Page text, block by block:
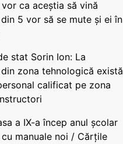
ca aceștia să vină
5 vor să se mute și ei în
stat Sorin Ion: La
zona tehnologică există
calificat pe zona
a IX-a încep anul școlar
manuale noi / Cărțile